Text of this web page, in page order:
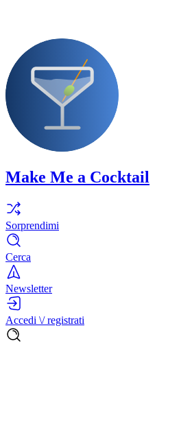
Make Me a Cocktail
Sorprendimi
Cerca
Newsletter
Accedi \/ registrati